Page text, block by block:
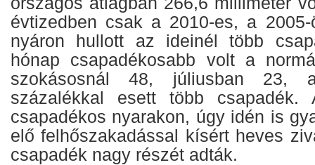
évtizedben csak a 2010-es, a
nyáron hullott az ideinél több
hónap csapadékosabb volt a
szokásosnál 48, júliusban 23,
százalékkal esett több csapadék.
csapadékos nyarakon, úgy idén is
elő felhőszakadással kísért heves
csapadék nagy részét adták.